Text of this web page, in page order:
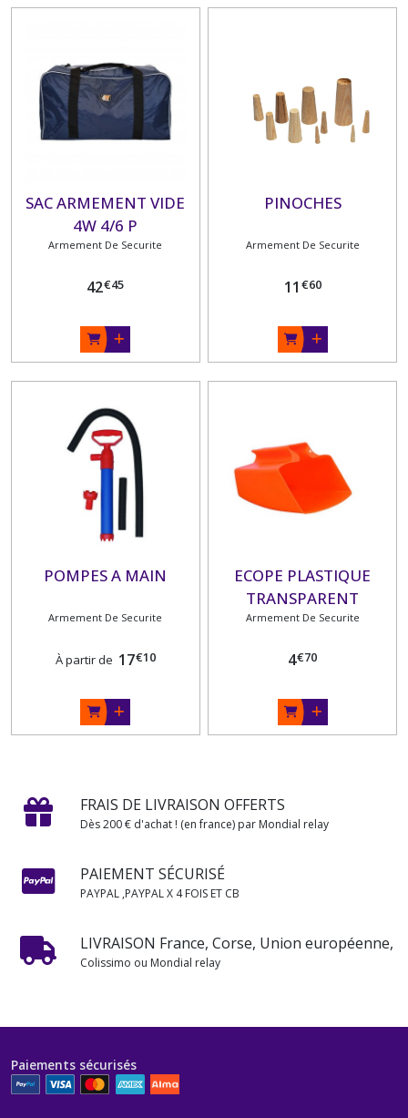
SAC ARMEMENT VIDE
4W 4/6 P
Armement De Securite
42€45
PINOCHES
Armement De Securite
11 €60
POMPES A MAIN
Armement De Securite
À partir de 17€10
ECOPE PLASTIQUE
TRANSPARENT
Armement De Securite
4€70
FRAIS DE LIVRAISON OFFERTS
Dès 200 € d'achat ! (en france) par Mondial relay
PAIEMENT SÉCURISÉ
PAYPAL ,PAYPAL X 4 FOIS ET CB
LIVRAISON France, Corse, Union européenne,
Colissimo ou Mondial relay
Paiements sécurisés